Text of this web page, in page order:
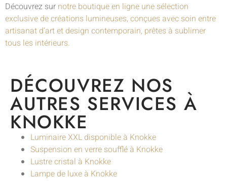
Découvrez sur notre boutique en ligne une sélection
exclusive de créations lumineuses, conçues avec soin entre
artisanat d’art et design contemporain, prêtes à sublimer
tous les intérieurs.
DÉCOUVREZ NOS
AUTRES SERVICES À
KNOKKE
Luminaire XXL disponible à Knokke
Suspension en verre soufflé à Knokke
Lustre cristal à Knokke
Lampe de luxe à Knokke